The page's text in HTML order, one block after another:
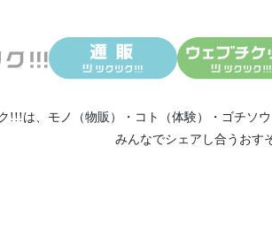
!!!は、 モノ（物販） ・ コト（体験） ・ ゴチソウ
みんなでシェアし合う おす